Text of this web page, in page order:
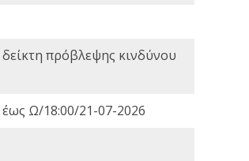
πρόβλεψης κινδύνου
έως Ω/18:00/21-07-2026